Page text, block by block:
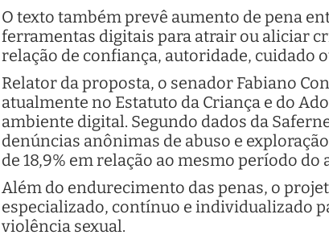
O texto também prevê aumento de pena
ferramentas digitais para atrair ou aliciar
relação de confiança, autoridade, cuidado
Relator da proposta, o senador Fabiano
atualmente no Estatuto da Criança e do
ambiente digital. Segundo dados da
denúncias anônimas de abuso e
de 18,9% em relação ao mesmo período do
Além do endurecimento das penas, o
especializado, contínuo e individualizado
violência sexual.